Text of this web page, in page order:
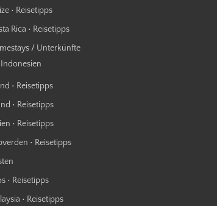
• Reisetipps
Rica • Reisetipps
/ Unterkünfte
Indonesien
• Reisetipps
• Reisetipps
• Reisetipps
• Reisetipps
• Reisetipps
• Reisetipps